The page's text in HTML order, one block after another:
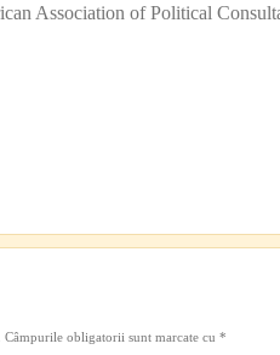
Association of Political
Câmpurile obligatorii sunt marcate cu *